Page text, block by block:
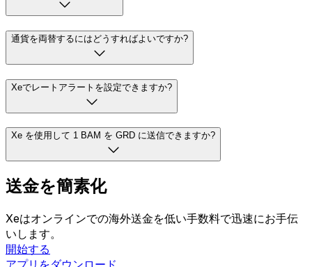
通貨を両替するにはどうすればよいですか?
Xeでレートアラートを設定できますか?
Xe を使用して 1 BAM を GRD に送信できますか?
送金を簡素化
Xeはオンラインでの海外送金を低い手数料で迅速にお手伝
いします。
開始する